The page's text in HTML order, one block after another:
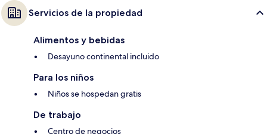
Servicios de la propiedad
Alimentos y bebidas
Desayuno continental incluido
Para los niños
Niños se hospedan gratis
De trabajo
Centro de negocios